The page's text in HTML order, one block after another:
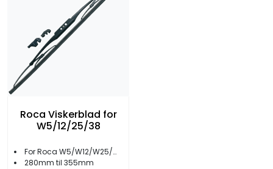
Roca Viskerblad for
W5/12/25/38
For Roca W5/W12/W25/W38
280mm til 355mm